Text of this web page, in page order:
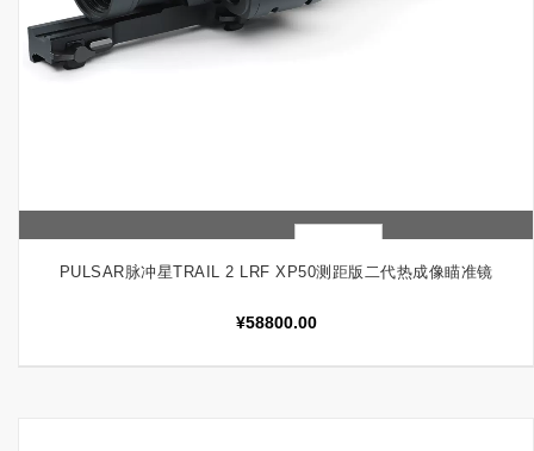
加入购物车 快速查看
PULSAR脉冲星TRAIL 2 LRF XP50测距版二代热成像瞄准镜
¥58800.00